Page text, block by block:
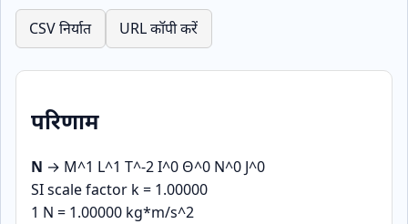
CSV निर्यात URL कॉपी करें
परिणाम
N → M^1 L^1 T^-2 I^0 Θ^0 N^0 J^0
SI scale factor k = 1.00000
1 N = 1.00000 kg*m/s^2